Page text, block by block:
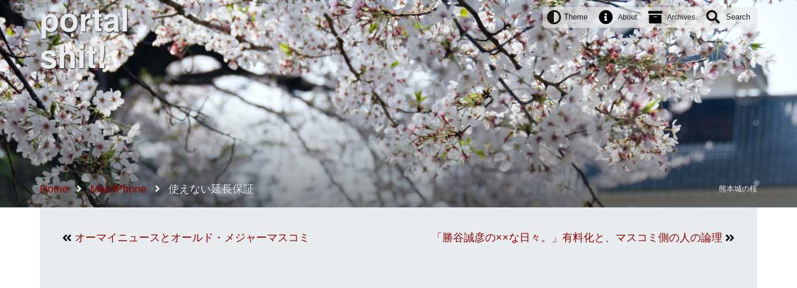
portal
shit!
Theme About Archives Search
Home Mac/iPhone 使えない延長保証 熊本城の桜
オーマイニュースとオールド・メジャーマスコミ 「勝谷誠彦の××な日々。」有料化と、マスコミ側の人の論理